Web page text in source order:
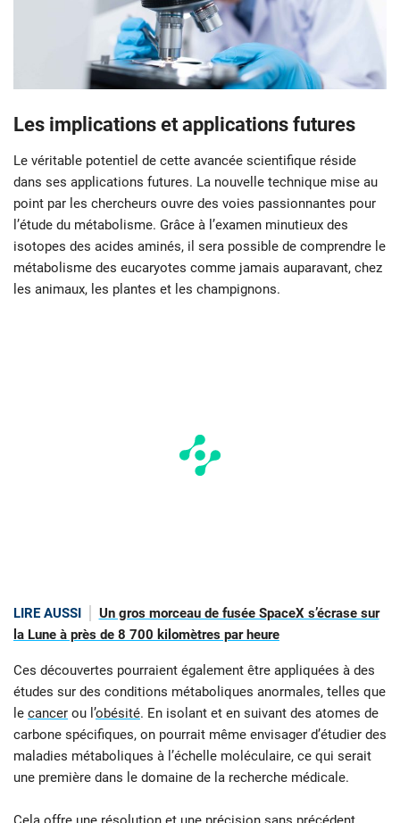
Les implications et applications futures
Le véritable potentiel de cette avancée scientifique réside
dans ses applications futures. La nouvelle technique mise au
point par les chercheurs ouvre des voies passionnantes pour
l’étude du métabolisme. Grâce à l’examen minutieux des
isotopes des acides aminés, il sera possible de comprendre le
métabolisme des eucaryotes comme jamais auparavant, chez
les animaux, les plantes et les champignons.
LIRE AUSSI
Un gros morceau de fusée SpaceX s’écrase sur
la Lune à près de 8 700 kilomètres par heure
Ces découvertes pourraient également être appliquées à des
études sur des conditions métaboliques anormales, telles que
le cancer ou l’obésité. En isolant et en suivant des atomes de
carbone spécifiques, on pourrait même envisager d’étudier des
maladies métaboliques à l’échelle moléculaire, ce qui serait
une première dans le domaine de la recherche médicale.